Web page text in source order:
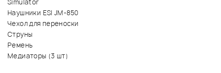
Simulator
Наушники ESI JM-850
Чехол для переноски
Струны
Ремень
Медиаторы (3 шт)